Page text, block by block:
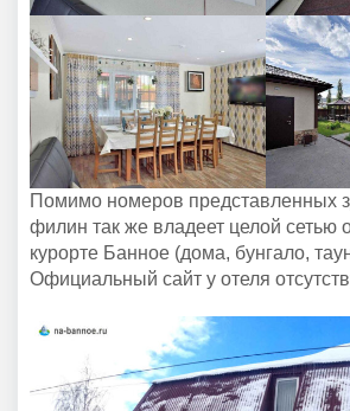
Помимо номеров представленных
филин так же владеет целой сетью
курорте Банное (дома, бунгало,
Официальный сайт у отеля